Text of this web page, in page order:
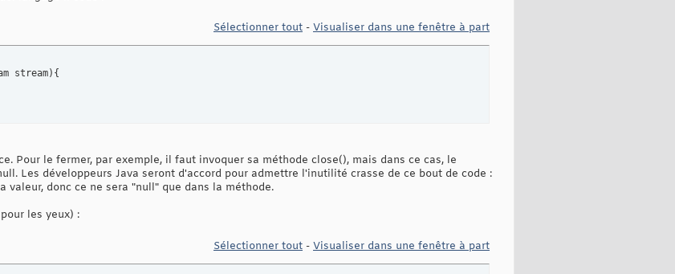
Sélectionner tout - Visualiser dans une fenêtre à part
stream) {
Pour le fermer, par exemple, il faut invoquer sa méthode close(), mais dans ce cas, le
Les développeurs Java seront d'accord pour admettre l'inutilité crasse de ce bout de code :
valeur, donc ce ne sera "null" que dans la méthode.
les yeux) :
Sélectionner tout - Visualiser dans une fenêtre à part